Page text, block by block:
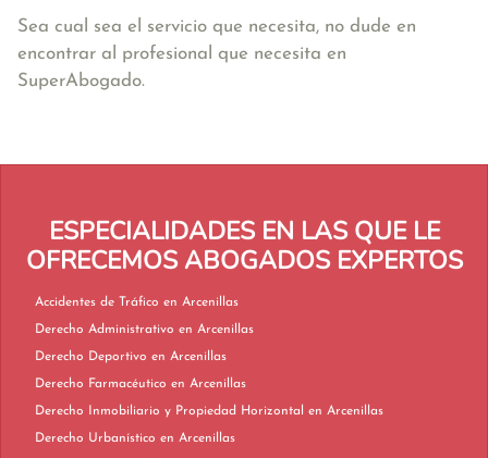
Sea cual sea el servicio que necesita, no dude en
encontrar al profesional que necesita en
SuperAbogado.
ESPECIALIDADES EN LAS QUE LE
OFRECEMOS ABOGADOS EXPERTOS
Accidentes de Tráfico en Arcenillas
Derecho Administrativo en Arcenillas
Derecho Deportivo en Arcenillas
Derecho Farmacéutico en Arcenillas
Derecho Inmobiliario y Propiedad Horizontal en Arcenillas
Derecho Urbanístico en Arcenillas